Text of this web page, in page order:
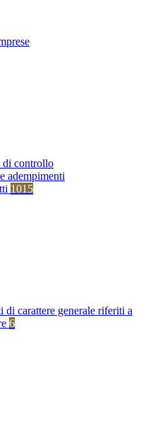
di controllo
adempimenti
1015
di carattere generale riferiti a
6